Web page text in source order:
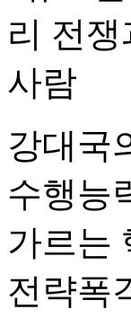
강대국
수행능
가르는
전략폭